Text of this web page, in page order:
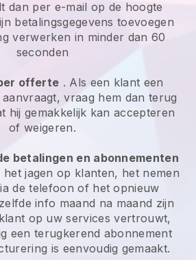
dan per e-mail op de hoogte
betalingsgegevens toevoegen
verwerken in minder dan 60
seconden
offerte . Als een klant een
vraag hem dan terug
hij gemakkelijk kan accepteren
of weigeren.
betalingen en abonnementen
het jagen op klanten, het nemen
de telefoon of het opnieuw
info maand na maand zijn
op uw services vertrouwt,
een terugkerend abonnement
is eenvoudig gemaakt.